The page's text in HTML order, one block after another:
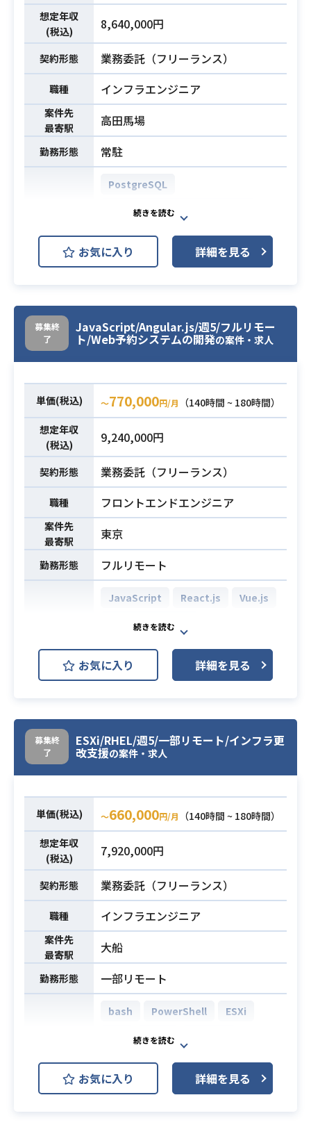
業務内容
・既存システムの改修/リプレイス
【具体的な担当】
-要求把握
-要件/仕様調整
-基本設計
-詳細設計
-開発/単体T
-結合T
-ユーザーT
-リリース(手順作成、リリース、リリ
ース後検証)
-上記業務内容状況/進捗のリーダー報
必須スキル
・PHPを用いたWebサービスやAPI
・サーバーサイド開発知識（MVC、L
AMP、Git）
・Dockerコンテナを用いた開発経験
・サーバサイドのアーキテクチャー
設計経験
・AWSを使ったインフラ環境の構築/
運用経験
想定年収
(税込)
8,640,000円
契約形態 業務委託（フリーランス）
職種 インフラエンジニア
案件先
最寄駅
高田馬場
勤務形態 常駐
開発環境
PostgreSQL
AWS (Amazon Web Services)
AWS EC2 (Amazon EC2)
AWS ECS
Apache Tomcat
Microsoft PowerPoint
Microsoft Word
業務内容
【案件概要】
クレジットAPI基盤（複数システム間
のデータ連携I/F）システムの保守運
用対応を行っていただきます。
■保守作業
・本番環境の改修対応(アプリ、ミド
ルウェアのバージョンアップ対応
等）
→変更、リリース管理(手順、タイム
チャート等の作成、内部及び顧客と
のリリース判定会議対応等)
討、アラート対応（LINE Works で通
知、夜間通知有）
・AWS 上での環境保守
・EC2 (RHEL、Windows) へのパッ
■運用作業
・アラート状況取りまとめ、報告
・他システム連携に伴う対応
・PCI-DSS審査対応
・キャパシティ管理（状況確認、分
析、対応、報告）
・製品EOS管理、ライセンス管理
・お客様内周知事項の取りまとめ、
報告
※保守運用対応として、深夜対応が
発生する場合有／障害時に緊急対応
を求められる場合有（相談）
・ サーバOS基礎スキル（RHEL、Wi
ndows)経験
・AWS基礎スキル（EC2、RDS(Auro
53、S3、ALBなど）
の構築、保守経験
※ 本システムでは、Apache/Tomca
お気に入り 詳細を見る
募集終
了
JavaScript/Angular.js/週5/フルリモー
ト/Web予約システムの開発の案件・求人
単価(税込) 〜770,000円/月
（140時間 ~ 180時間）
想定年収
(税込)
9,240,000円
契約形態 業務委託（フリーランス）
職種 フロントエンドエンジニア
案件先
最寄駅
東京
勤務形態 フルリモート
開発環境
JavaScript React.js
Vue.js
Oracle Database
AWS (Amazon Web Services)
JP1
Apache Tomcat
業務内容
発支援で、長期的な保守改修作業を
～フロント側開発を担当していただ
きます。
必須スキル
・フロント開発言語(Vue or React)
※基本設計～テストまでの一連工
程の経験2年以上
・BtoC向けのWEB開発経験2年以上
・新しい技術に興味があり日ごろか
ら情報に敏感な方
・コミュニケーション、勤怠問題な
い方
お気に入り 詳細を見る
募集終
了
ESXi/RHEL/週5/一部リモート/インフラ更
改支援の案件・求人
単価(税込) 〜660,000円/月
（140時間 ~ 180時間）
想定年収
(税込)
7,920,000円
契約形態 業務委託（フリーランス）
職種 インフラエンジニア
案件先
最寄駅
大船
勤務形態 一部リモート
bash PowerShell
ESXi
Linux
Apache Tomcat
Windows
Zabbix
お気に入り 詳細を見る